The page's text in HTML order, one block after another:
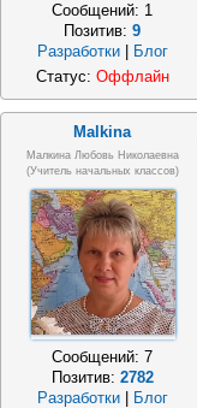
Сообщений: 1
Позитив:9
Разработки
Блог
Статус: Оффлайн
Malkina
Малкина Любовь Николаевна
(учитель начальных классов)
Сообщений:7
Позитив: 2782
Разработки
Блог